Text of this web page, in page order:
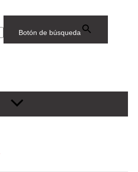
Botón de búsqueda